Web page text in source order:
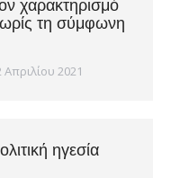
χαρακτηρισμό
τη σύμφωνη
Απριλίου 2021
ηγεσία